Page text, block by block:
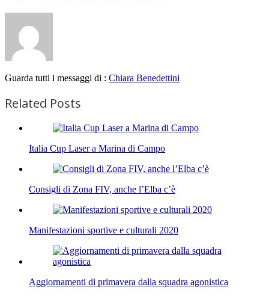
Guarda tutti i messaggi di : Chiara Benedettini
Related Posts
Italia Cup Laser a Marina di Campo
Consigli di Zona FIV, anche l’Elba c’è
Manifestazioni sportive e culturali 2020
Aggiornamenti di primavera dalla squadra agonistica